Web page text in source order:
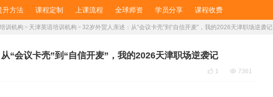
升方法 课程定制 上课流程 全球师资 学员分享 课程收费
训机构 > 天津英语培训机构 > 32岁外贸人亲述：从“会议卡壳”到“自信开麦”，我的2026天津职场逆袭记
“会议卡壳”到“自信开麦”，我的2026天津职场逆袭记
 1  7361